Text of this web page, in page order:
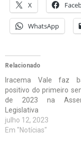
X
WhatsApp
Relacionado
Iracema Vale faz
positivo do primeiro
de 2023 na
Legislativa
julho 12, 2023
Em "Notícias"